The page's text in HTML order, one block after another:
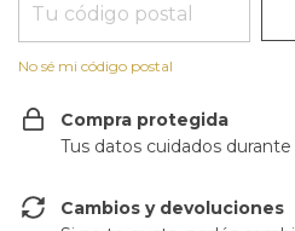
No sé mi código postal
Compra protegida
Tus datos cuidados
Cambios y devoluciones